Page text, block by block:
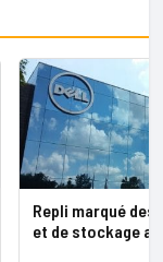
Repli marqué
et de stockage